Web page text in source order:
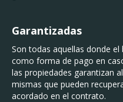
Garantizadas
Son todas aquellas donde
como forma de pago en
las propiedades garantizan
mismas que pueden
acordado en el contrato.